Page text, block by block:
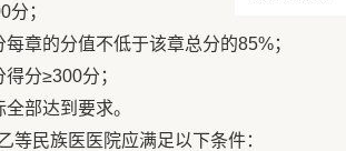
；
的分值不低于该章总分的85%；
分≥300分；
部达到要求。
民族医医院应满足以下条件：